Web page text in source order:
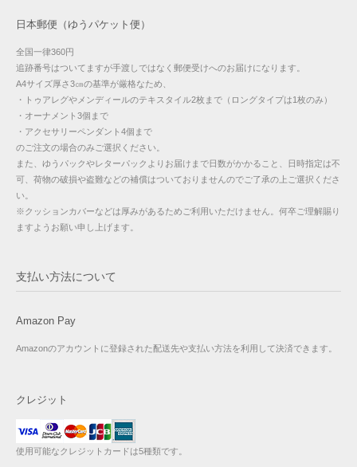
日本郵便（ゆうパケット便）
全国一律360円
追跡番号はついてますが手渡しではなく郵便受けへのお届けになります。
A4サイズ厚さ3㎝の基準が厳格なため、
・トゥアレグやメンディールのテキスタイル2枚まで（ロングタイプは1枚のみ）
・オーナメント3個まで
・アクセサリーペンダント4個まで
のご注文の場合のみご選択ください。
また、ゆうパックやレターパックよりお届けまで日数がかかること、日時指定は不
可、荷物の破損や盗難などの補償はついておりませんのでご了承の上ご選択くださ
い。
※クッションカバーなどは厚みがあるためご利用いただけません。何卒ご理解賜り
ますようお願い申し上げます。
支払い方法について
Amazon Pay
Amazonのアカウントに登録された配送先や支払い方法を利用して決済できます。
クレジット
使用可能なクレジットカードは5種類です。